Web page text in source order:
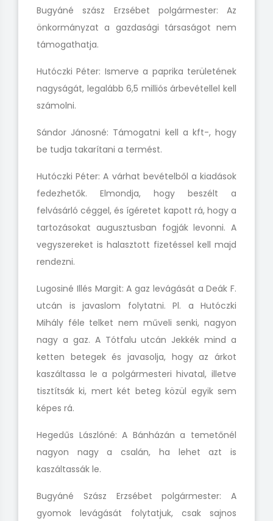
Bugyáné szász Erzsébet polgármester: Az
önkormányzat a gazdasági társaságot nem
támogathatja.
Hutóczki Péter: Ismerve a paprika területének
nagyságát, legalább 6,5 milliós árbevétellel kell
számolni.
Sándor Jánosné: Támogatni kell a kft-, hogy
be tudja takarítani a termést.
Hutóczki Péter: A várhat bevételből a kiadások
fedezhetők. Elmondja, hogy beszélt a
felvásárló céggel, és ígéretet kapott rá, hogy a
tartozásokat augusztusban fogják levonni. A
vegyszereket is halasztott fizetéssel kell majd
rendezni.
Lugosiné Illés Margit: A gaz levágását a Deák F.
utcán is javaslom folytatni. Pl. a Hutóczki
Mihály féle telket nem műveli senki, nagyon
nagy a gaz. A Tótfalu utcán Jekkék mind a
ketten betegek és javasolja, hogy az árkot
kaszáltassa le a polgármesteri hivatal, illetve
tisztítsák ki, mert két beteg közül egyik sem
képes rá.
Hegedűs Lászlóné: A Bánházán a temetőnél
nagyon nagy a csalán, ha lehet azt is
kaszáltassák le.
Bugyáné Szász Erzsébet polgármester: A
gyomok levágását folytatjuk, csak sajnos